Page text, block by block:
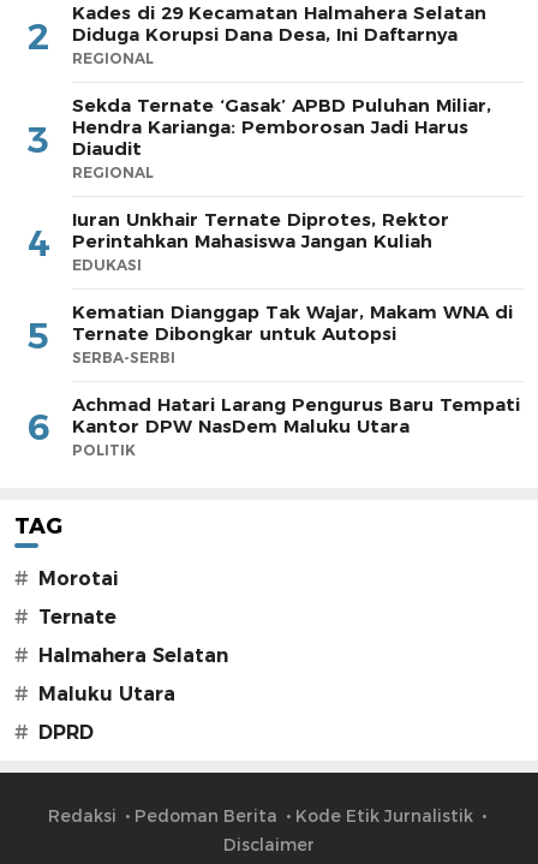
2
Kades di 29 Kecamatan Halmahera Selatan
Diduga Korupsi Dana Desa, Ini Daftarnya
REGIONAL
3
Sekda Ternate ‘Gasak’ APBD Puluhan Miliar,
Hendra Karianga: Pemborosan Jadi Harus
Diaudit
REGIONAL
4
Iuran Unkhair Ternate Diprotes, Rektor
Perintahkan Mahasiswa Jangan Kuliah
EDUKASI
5
Kematian Dianggap Tak Wajar, Makam WNA di
Ternate Dibongkar untuk Autopsi
SERBA-SERBI
6
Achmad Hatari Larang Pengurus Baru Tempati
Kantor DPW NasDem Maluku Utara
POLITIK
TAG
# Morotai
# Ternate
# Halmahera Selatan
# Maluku Utara
# DPRD
Redaksi Pedoman Berita
Kode Etik Jurnalistik
Disclaimer